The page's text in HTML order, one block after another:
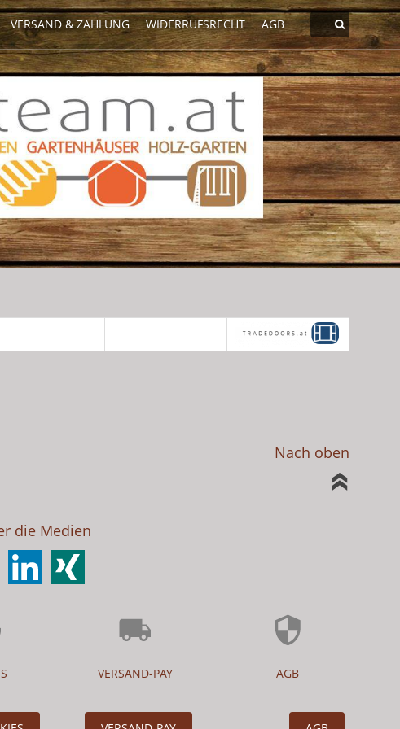
AGB
WIDERRUFSRECHT
VERSAND & ZAHLUNG
Nach oben
die Medien
VERSAND-PAY AGB